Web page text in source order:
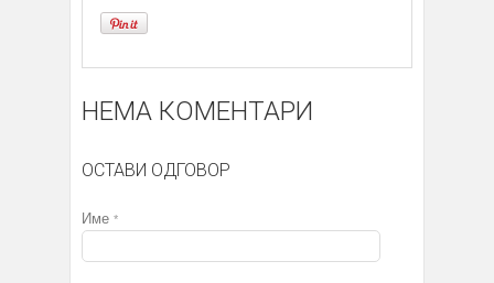
НЕМА КОМЕНТАРИ
ОСТАВИ ОДГОВОР
Име *